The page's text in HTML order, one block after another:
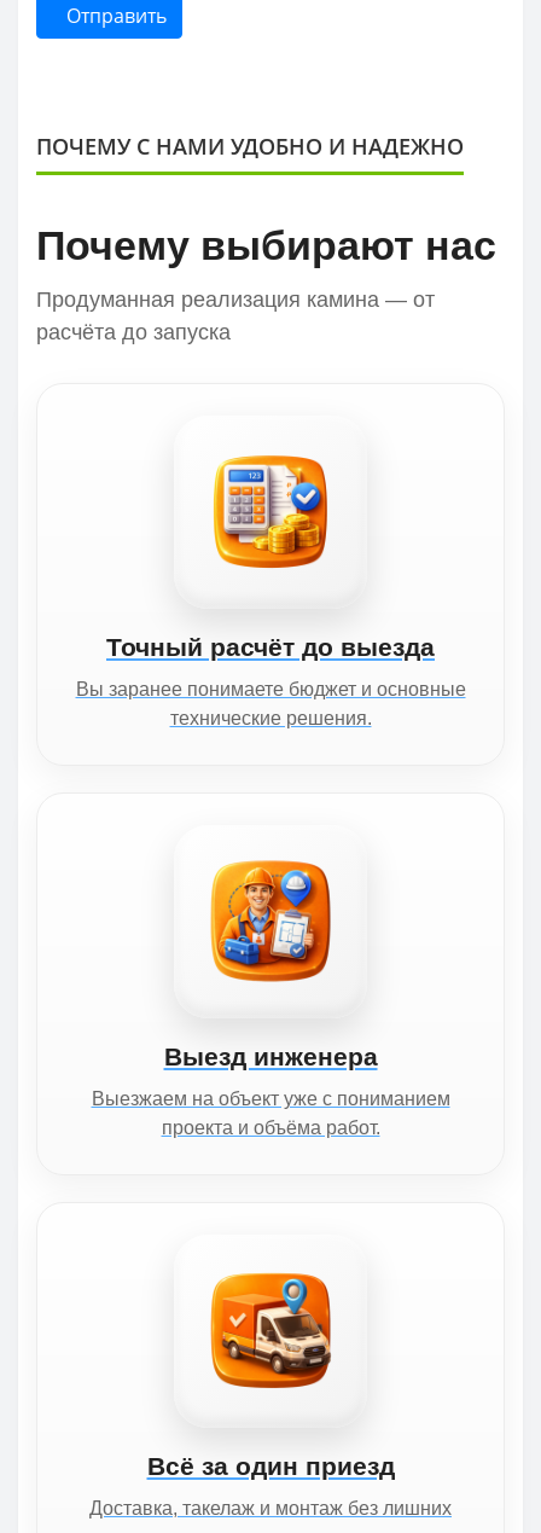
Отправить
ПОЧЕМУ С НАМИ УДОБНО И НАДЕЖНО
Почему выбирают нас
Продуманная реализация камина — от
расчёта до запуска
Точный расчёт до выезда
Вы заранее понимаете бюджет и основные
технические решения.
Выезд инженера
Выезжаем на объект уже с пониманием
проекта и объёма работ.
Всё за один приезд
Доставка, такелаж и монтаж без лишних